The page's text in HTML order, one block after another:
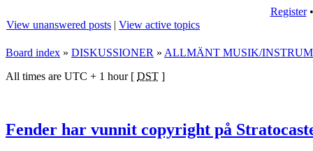
Register
View unanswered posts | View active topics
Board index » DISKUSSIONER » ALLMÄNT MUSIK/
All times are UTC + 1 hour [ DST ]
Fender har vunnit copyright på